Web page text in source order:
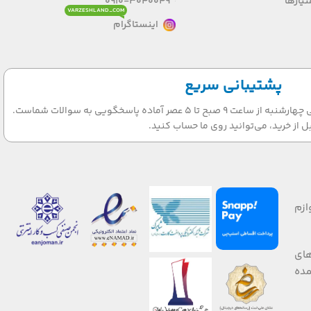
اینستاگرام
VARZESHLAND_COM
پشتیبانی سریع
تیم پشتیبانی ما در روزهای شنبه الی چهارشنبه از ساعت 9 صبح تا 5 عصر آماده پاسخگویی به سوالات شماست.
از خرید، می‌توانید روی ما حساب کنید.
عمده